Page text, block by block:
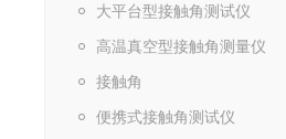
大平台型接触角测试仪
高温真空型接触角测量仪
接触角
便携式接触角测试仪